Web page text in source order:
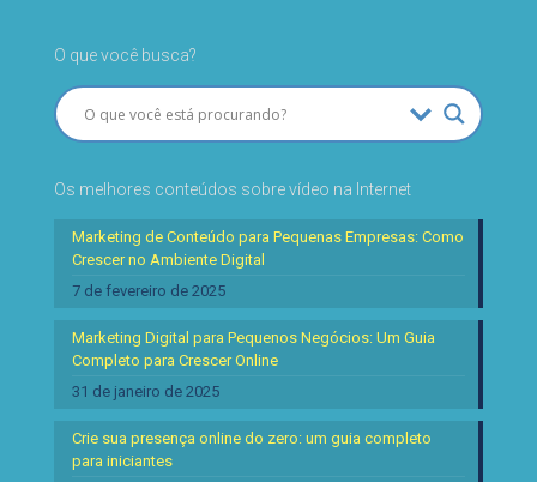
O que você busca?
Os melhores conteúdos sobre vídeo na Internet
Marketing de Conteúdo para Pequenas Empresas: Como
Crescer no Ambiente Digital
7 de fevereiro de 2025
Marketing Digital para Pequenos Negócios: Um Guia
Completo para Crescer Online
31 de janeiro de 2025
Crie sua presença online do zero: um guia completo
para iniciantes